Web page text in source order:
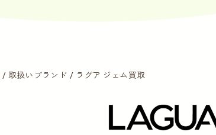
取扱いブランド ラグア ジェム買取